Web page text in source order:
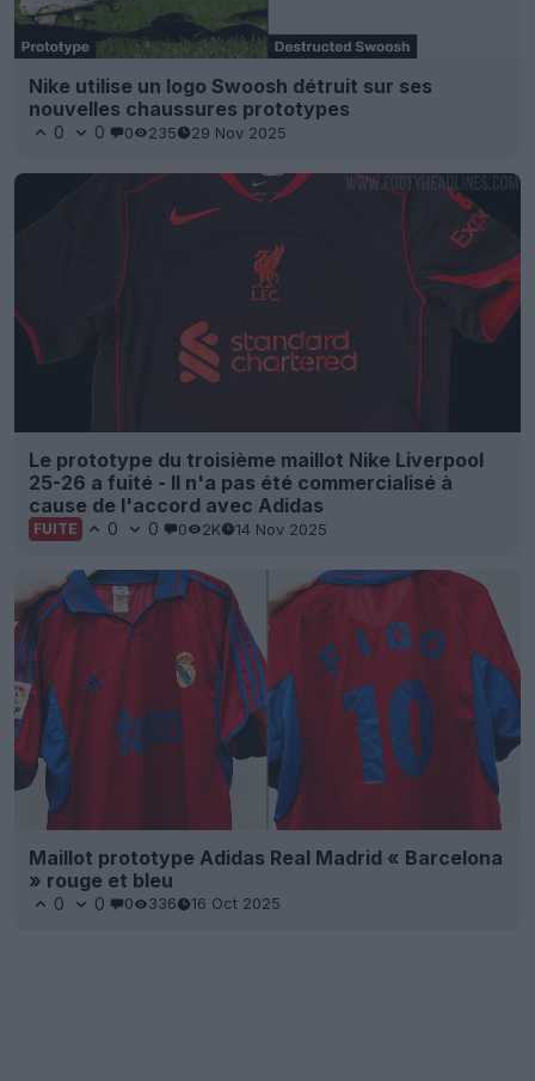
Nike utilise un logo Swoosh détruit sur ses
nouvelles chaussures prototypes
0 0 0 235 29 Nov 2025
Le prototype du troisième maillot Nike Liverpool
25-26 a fuité - Il n'a pas été commercialisé à
cause de l'accord avec Adidas
FUITE 0 0 0 2K 14 Nov 2025
Maillot prototype Adidas Real Madrid « Barcelona
» rouge et bleu
0 0 0 336 16 Oct 2025